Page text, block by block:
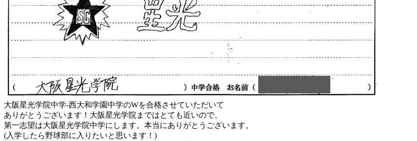
大阪星光学院中学-西大和学園中学のWを合格させていただいて
ありがとうございます！大阪星光学院まではとても近いので、
第一志望は大阪星光学院中学にします。本当にありがとうございます。
(入学したら野球部に入りたいと思います！)